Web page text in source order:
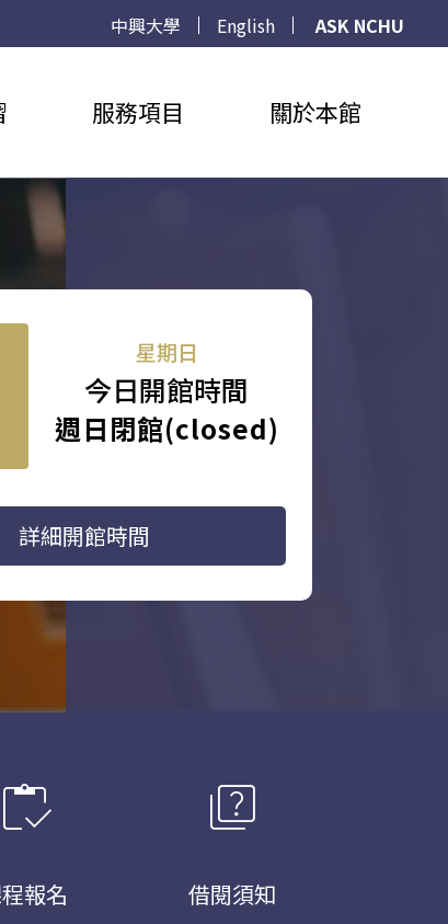
中興大學 English
ASK NCHU
服務項目 關於本館
星期日
今日開館時間
週日閉館(closed)
詳細開館時間
inventory
報名
quiz
借閱須知